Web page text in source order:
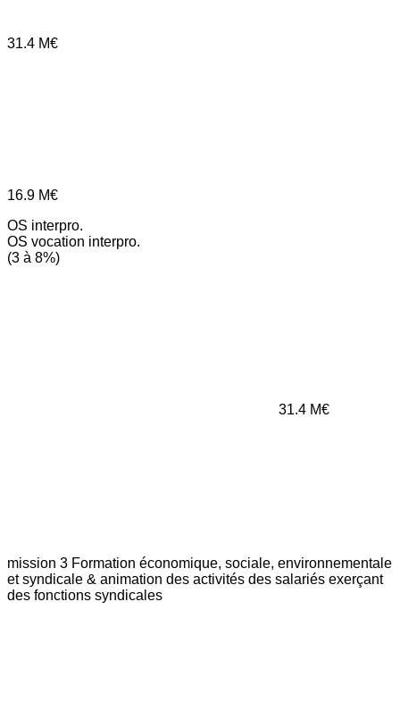
31.4 M€
16.9 M€
OS interpro.
OS vocation interpro.
(3 à 8%)
31.4 M€
mission 3 Formation économique, sociale, environnementale
et syndicale & animation des activités des salariés exerçant
des fonctions syndicales